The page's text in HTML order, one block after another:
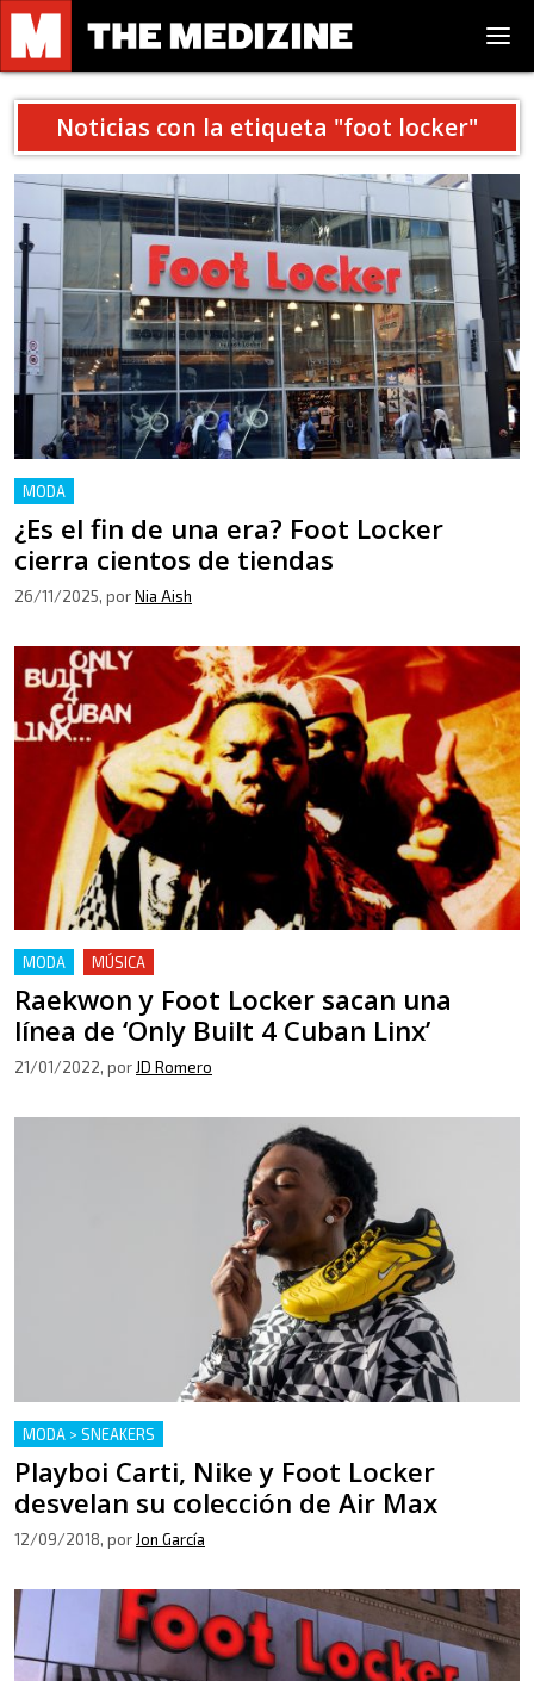
Noticias con la etiqueta "foot locker"
MODA
¿Es el fin de una era? Foot Locker
cierra cientos de tiendas
26/11/2025, porNia Aish
MODA MÚSICA
Raekwon y Foot Locker sacan una
línea de ‘Only Built 4 Cuban Linx’
21/01/2022, por JD Romero
MODA > SNEAKERS
Playboi Carti, Nike y Foot Locker
desvelan su colección de Air Max
12/09/2018, por Jon García